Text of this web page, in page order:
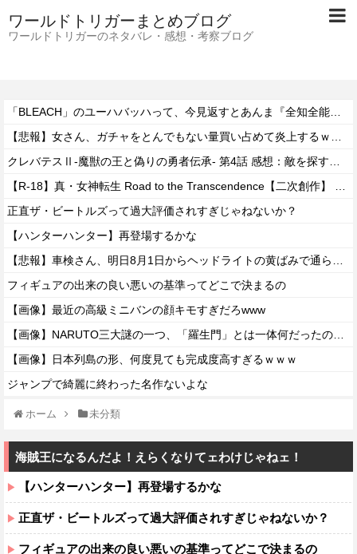
ワールドトリガーまとめブログ
ワールドトリガーのネタバレ・感想・考察ブログ
正直ザ・ビートルズって過大評価されすぎじゃねないか？
【ハンターハンター】再登場するかな
フィギュアの出来の良い悪いの基準ってどこで決まるの
【画像】最近の高級ミニバンの顔キモすぎだろwww
【画像】日本列島の形、何度見ても完成度高すぎるｗｗｗ
ジャンプで綺麗に終わった名作ないよな
ホーム 未分類
海賊王になるんだよ！えらくなりてェわけじゃねェ！
【ハンターハンター】再登場するかな
正直ザ・ビートルズって過大評価されすぎじゃねないか？
フィギュアの出来の良い悪いの基準ってどこで決まるの